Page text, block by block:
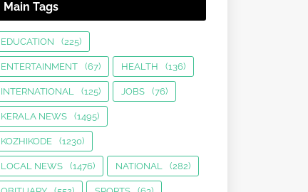
Main Tags
EDUCATION (225)
ENTERTAINMENT (67) HEALTH (136)
INTERNATIONAL (125) JOBS (76)
KERALA NEWS (1495)
KOZHIKODE (1230)
LOCAL NEWS (1476) NATIONAL (282)